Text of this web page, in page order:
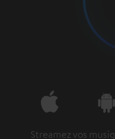
Streamez vos